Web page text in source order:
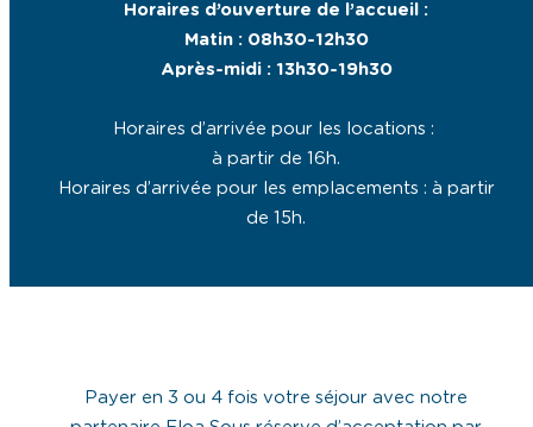
Horaires d’ouverture de l’accueil :
Matin : 08h30-12h30
Après-midi : 13h30-19h30
Horaires d’arrivée pour les locations :
à partir de 16h.
Horaires d’arrivée pour les emplacements : à partir
de 15h.
Payer en 3 ou 4 fois votre séjour avec notre